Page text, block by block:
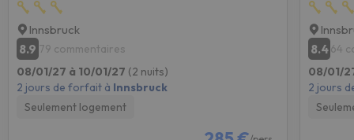
Innsbruck
8.9 79 commentaires
08/01/27 à 10/01/27 (2 nuits)
2 jours de forfait à Innsbruck
Seulement logement
8.464
08/01/
2 jours